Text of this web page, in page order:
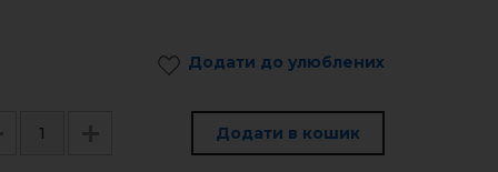
Додати до улюблених
Додати в кошик